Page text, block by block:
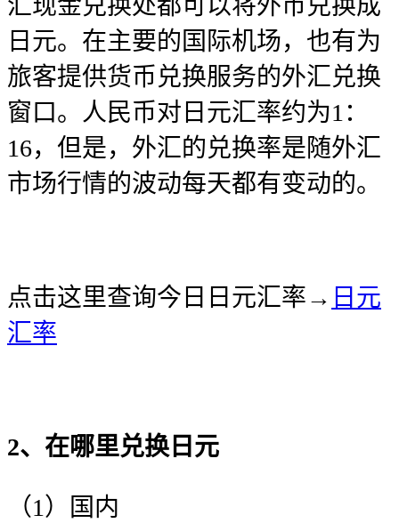
汇现金兑换处都可以将外币兑换成
日元。在主要的国际机场，也有为
旅客提供货币兑换服务的外汇兑换
窗口。人民币对日元汇率约为1：
16，但是，外汇的兑换率是随外汇
市场行情的波动每天都有变动的。
点击这里查询今日日元汇率→ 日元
汇率
2、在哪里兑换日元
（1）国内